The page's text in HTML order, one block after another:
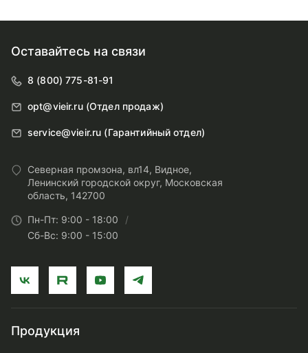
Оставайтесь на связи
8 (800) 775-81-91
opt@vieir.ru (Отдел продаж)
service@vieir.ru (Гарантийный отдел)
Северная промзона, вл14, Видное,
Ленинский городской округ, Московская
область, 142700
Пн-Пт: 9:00 - 18:00
Сб-Вс: 9:00 - 15:00
Продукция